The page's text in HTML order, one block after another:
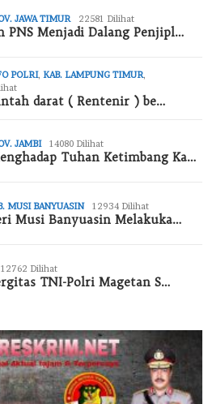
JAWA TIMUR 22581 Dilihat
PNS Menjadi Dalang Penjipl…
POLRI, KAB. LAMPUNG TIMUR,
darat ( Rentenir ) be…
JAMBI 14080 Dilihat
Tuhan Ketimbang Ka…
MUSI BANYUASIN 12934 Dilihat
Musi Banyuasin Melakuka…
12762 Dilihat
TNI-Polri Magetan S…